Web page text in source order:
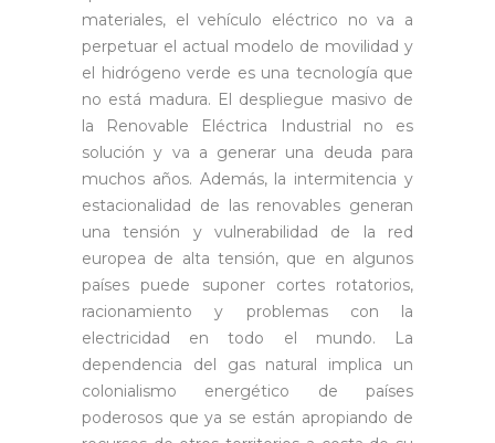
materiales, el vehículo eléctrico no va a
perpetuar el actual modelo de movilidad y
el hidrógeno verde es una tecnología que
no está madura. El despliegue masivo de
la Renovable Eléctrica Industrial no es
solución y va a generar una deuda para
muchos años. Además, la intermitencia y
estacionalidad de las renovables generan
una tensión y vulnerabilidad de la red
europea de alta tensión, que en algunos
países puede suponer cortes rotatorios,
racionamiento y problemas con la
electricidad en todo el mundo. La
dependencia del gas natural implica un
colonialismo energético de países
poderosos que ya se están apropiando de